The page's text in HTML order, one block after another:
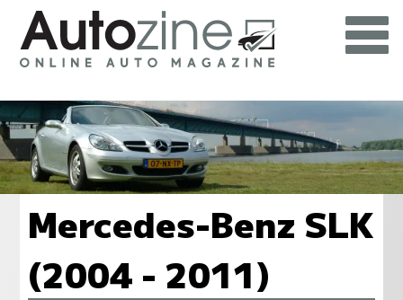
Mercedes-Benz SLK
(2004 - 2011)